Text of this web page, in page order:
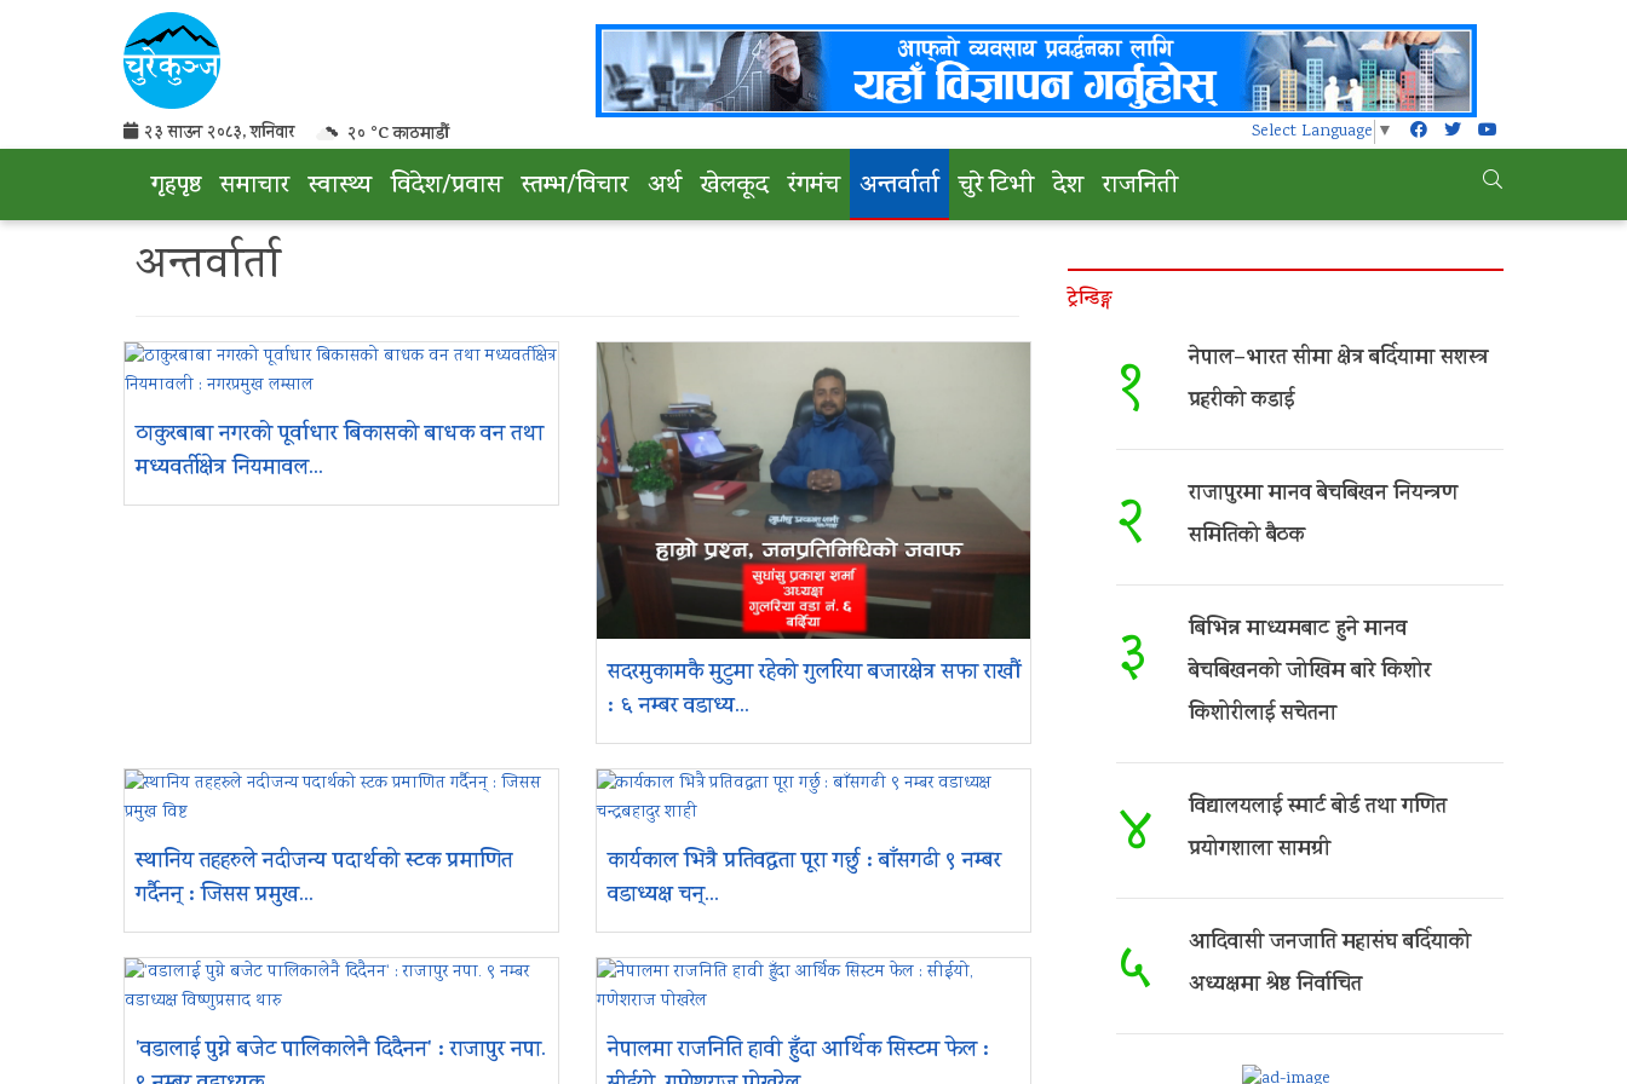
२३ साउन २०८३, शनिवार २० °C काठमाडौं Select Language ▼
गृहपृष्ठ समाचार स्वास्थ्य विदेश/प्रवास स्तम्भ/विचार अर्थ खेलकूद रंगमंच अन्तर्वार्ता चुरे टिभी देश राजनिती
अन्तर्वार्ता
ठाकुरबाबा नगरको पूर्वाधार बिकासको बाधक वन तथा
मध्यवर्तीक्षेत्र नियमावल...
सदरमुकामकै मुटुमा रहेको गुलरिया बजारक्षेत्र सफा राखौं
: ६ नम्बर वडाध्य...
स्थानिय तहहरुले नदीजन्य पदार्थको स्टक प्रमाणित
गर्दैनन् : जिसस प्रमुख...
कार्यकाल भित्रै प्रतिवद्धता पूरा गर्छु : बाँसगढी ९ नम्बर
वडाध्यक्ष चन्...
'वडालाई पुग्ने बजेट पालिकालेनै दिदैनन' : राजापुर नपा.
नेपालमा राजनिति हावी हुँदा आर्थिक सिस्टम फेल :
ट्रेन्डिङ्ग
१
नेपाल–भारत सीमा क्षेत्र बर्दियामा सशस्त्र
प्रहरीको कडाई
२
राजापुरमा मानव बेचबिखन नियन्त्रण
समितिको बैठक
३
बिभिन्न माध्यमबाट हुने मानव
बेचबिखनको जोखिम बारे किशोर
किशोरीलाई सचेतना
४
विद्यालयलाई स्मार्ट बोर्ड तथा गणित
प्रयोगशाला सामग्री
५
आदिवासी जनजाति महासंघ बर्दियाको
अध्यक्षमा श्रेष्ठ निर्वाचित